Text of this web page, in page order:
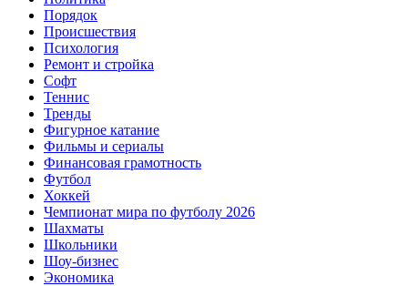
Порядок
Происшествия
Психология
Ремонт и стройка
Софт
Теннис
Тренды
Фигурное катание
Фильмы и сериалы
Финансовая грамотность
Футбол
Хоккей
Чемпионат мира по футболу 2026
Шахматы
Школьники
Шоу-бизнес
Экономика